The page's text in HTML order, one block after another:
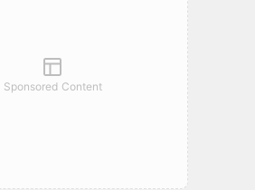
Sponsored Content